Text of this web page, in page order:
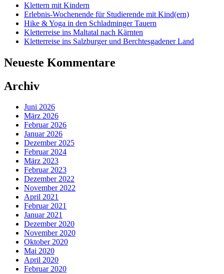
Klettern mit Kindern
Erlebnis-Wochenende für Studierende mit Kind(ern)
Hike & Yoga in den Schladminger Tauern
Kletterreise ins Maltatal nach Kärnten
Kletterreise ins Salzburger und Berchtesgadener Land
Neueste Kommentare
Archiv
Juni 2026
März 2026
Februar 2026
Januar 2026
Dezember 2025
Februar 2024
März 2023
Februar 2023
Dezember 2022
November 2022
April 2021
Februar 2021
Januar 2021
Dezember 2020
November 2020
Oktober 2020
Mai 2020
April 2020
Februar 2020